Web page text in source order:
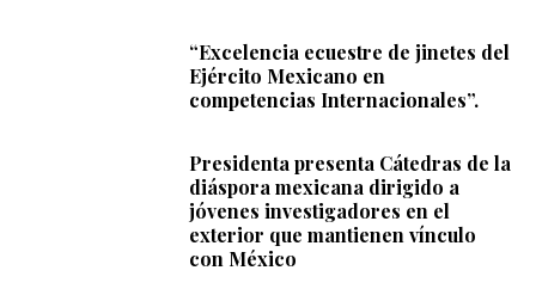
“Excelencia ecuestre de jinetes del
Ejército Mexicano en
competencias Internacionales”.
Presidenta presenta Cátedras de la
diáspora mexicana dirigido a
jóvenes investigadores en el
exterior que mantienen vínculo
con México